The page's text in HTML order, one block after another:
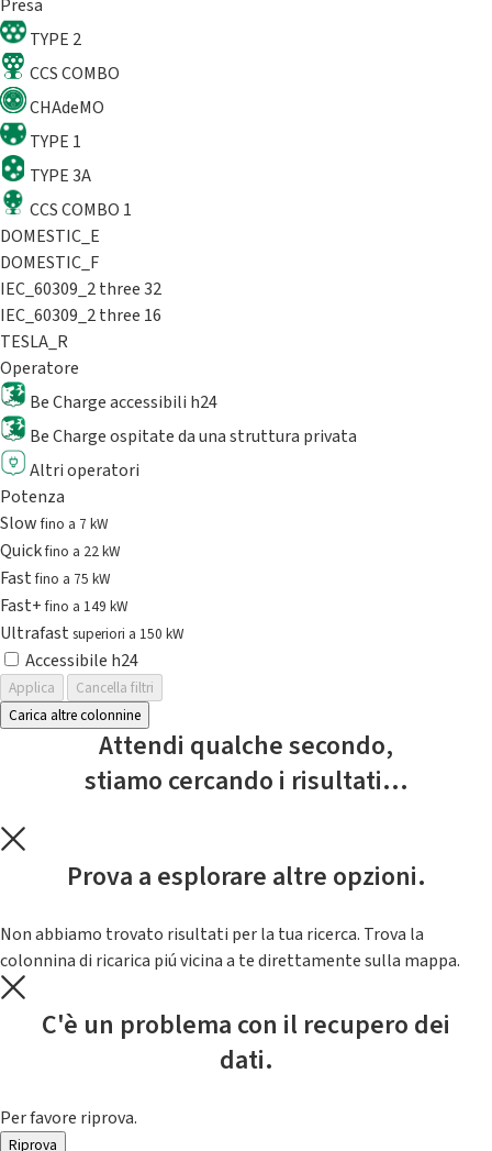
Presa
TYPE 2
CCS COMBO
CHAdeMO
TYPE 1
TYPE 3A
CCS COMBO 1
DOMESTIC_E
DOMESTIC_F
IEC_60309_2 three 32
IEC_60309_2 three 16
TESLA_R
Operatore
Be Charge accessibili h24
Be Charge ospitate da una struttura privata
Altri operatori
Potenza
Slowfino a 7 kW
Quickfino a 22 kW
Fastfino a 75 kW
Fast+fino a 149 kW
Ultrafast superiori a 150 kW
Accessibile h24
Applica
Cancella filtri
Carica altre colonnine
Attendi qualche secondo,
stiamo cercando i risultati...
Prova a esplorare altre opzioni.
Non abbiamo trovato risultati per la tua ricerca. Trova la
colonnina di ricarica piú vicina a te direttamente sulla mappa.
C'è un problema con il recupero dei
dati.
Per favore riprova.
Riprova